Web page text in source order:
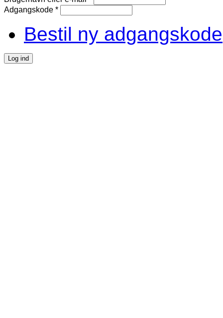
Adgangskode *
Bestil ny adgangskode